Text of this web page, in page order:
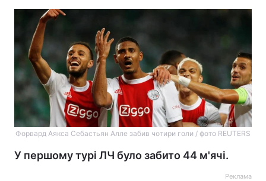
Форвард Аякса Себастьян Алле забив чотири голи / фото REUTERS
У першому турі ЛЧ було забито 44 м'ячі.
Реклама